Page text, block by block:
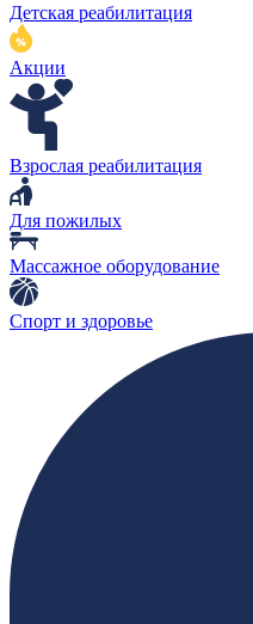
Детская реабилитация
Акции
Взрослая реабилитация
Для пожилых
Массажное оборудование
Спорт и здоровье